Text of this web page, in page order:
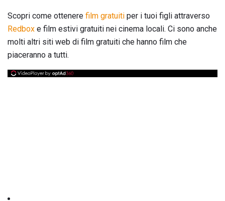
Scopri come ottenere film gratuiti per i tuoi figli attraverso
Redbox e film estivi gratuiti nei cinema locali. Ci sono anche
molti altri siti web di film gratuiti che hanno film che
piaceranno a tutti.